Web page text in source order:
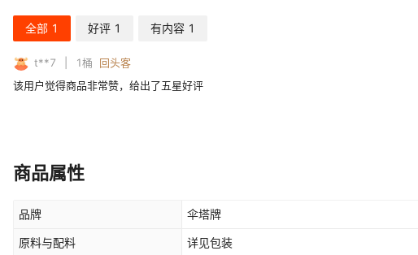
全部 1 好评 1 有内容 1
t**7 1桶
回头客
该用户觉得商品非常赞，给出了五星好评
商品属性
品牌 伞塔牌
原料与配料 详见包装